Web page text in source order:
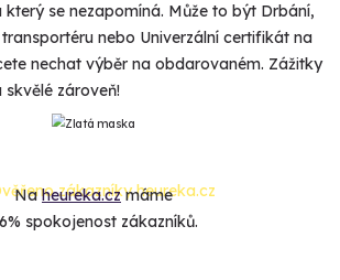
se nezapomíná. Může to být Drbání,
nebo Univerzální certifikát na
nechat výběr na obdarovaném. Zážitky
zároveň!
Naheureka.czmáme
spokojenost zákazníků.